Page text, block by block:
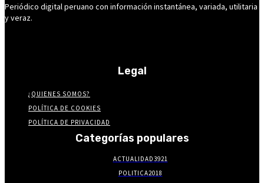
Periódico digital peruano con información instantánea, variada, utilitaria
y veraz.
Legal
¿QUIENES SOMOS?
POLÍTICA DE COOKIES
POLÍTICA DE PRIVACIDAD
Categorías populares
ACTUALIDAD3921
POLITICA2018